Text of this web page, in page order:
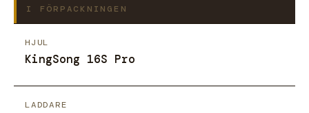
I FÖRPACKNINGEN
HJUL
KingSong 16S Pro
LADDARE